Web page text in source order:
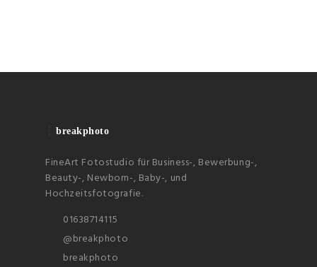
breakphoto
FineArt Fotostudio für Business-, Bewerbung-,
Beauty-, Newborn-, Baby-, und
Hochzeitsfotografie.
01638714115
@breakphoto
breakphoto